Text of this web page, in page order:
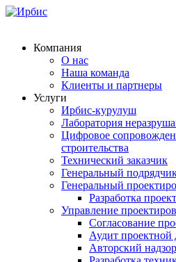
Компания
О нас
Наша команда
Клиенты и партнеры
Услуги
Ирбис-курулуш
Лаборатория
Цифровое
строительства
Технический заказчик
Генеральный
Генеральный
Разработка
Управление
Согласование
Аудит проектной
Авторский